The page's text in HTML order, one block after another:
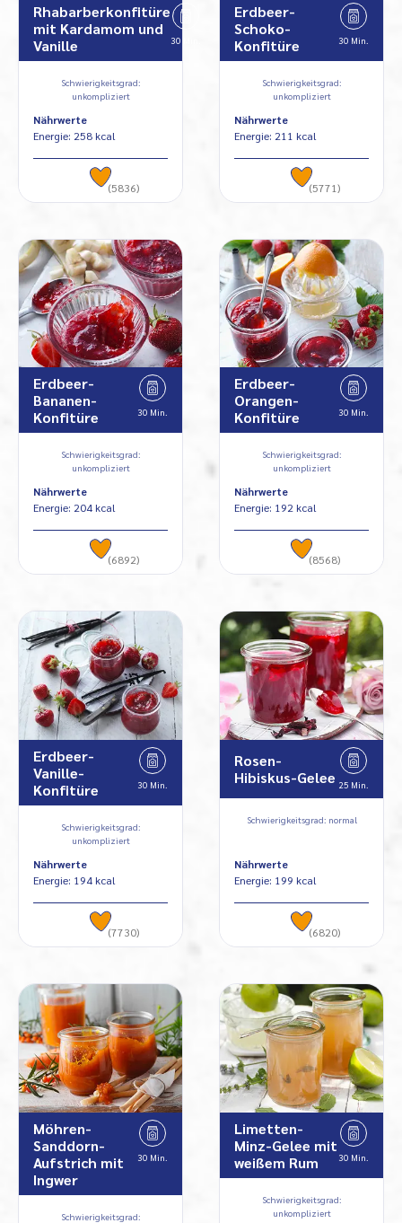
Rhabarberkonfitüre
mit Kardamom und
Vanille
30 Min.
Schwierigkeitsgrad:
unkompliziert
Nährwerte
Energie: 258 kcal
(5836)
Erdbeer-
Schoko-
Konfitüre
30 Min.
Schwierigkeitsgrad:
unkompliziert
Nährwerte
Energie: 211 kcal
(5771)
Erdbeer-
Bananen-
Konfitüre
30 Min.
Schwierigkeitsgrad:
unkompliziert
Nährwerte
Energie: 204 kcal
(6892)
Erdbeer-
Orangen-
Konfitüre
30 Min.
Schwierigkeitsgrad:
unkompliziert
Nährwerte
Energie: 192 kcal
(8568)
Erdbeer-
Vanille-
Konfitüre
30 Min.
Schwierigkeitsgrad:
unkompliziert
Nährwerte
Energie: 194 kcal
(7730)
Rosen-
Hibiskus-Gelee 25 Min.
Schwierigkeitsgrad: normal
Nährwerte
Energie: 199 kcal
(6820)
Möhren-
Sanddorn-
Aufstrich mit
Ingwer
30 Min.
Schwierigkeitsgrad:
Limetten-
Minz-Gelee mit
weißem Rum
30 Min.
Schwierigkeitsgrad:
unkompliziert